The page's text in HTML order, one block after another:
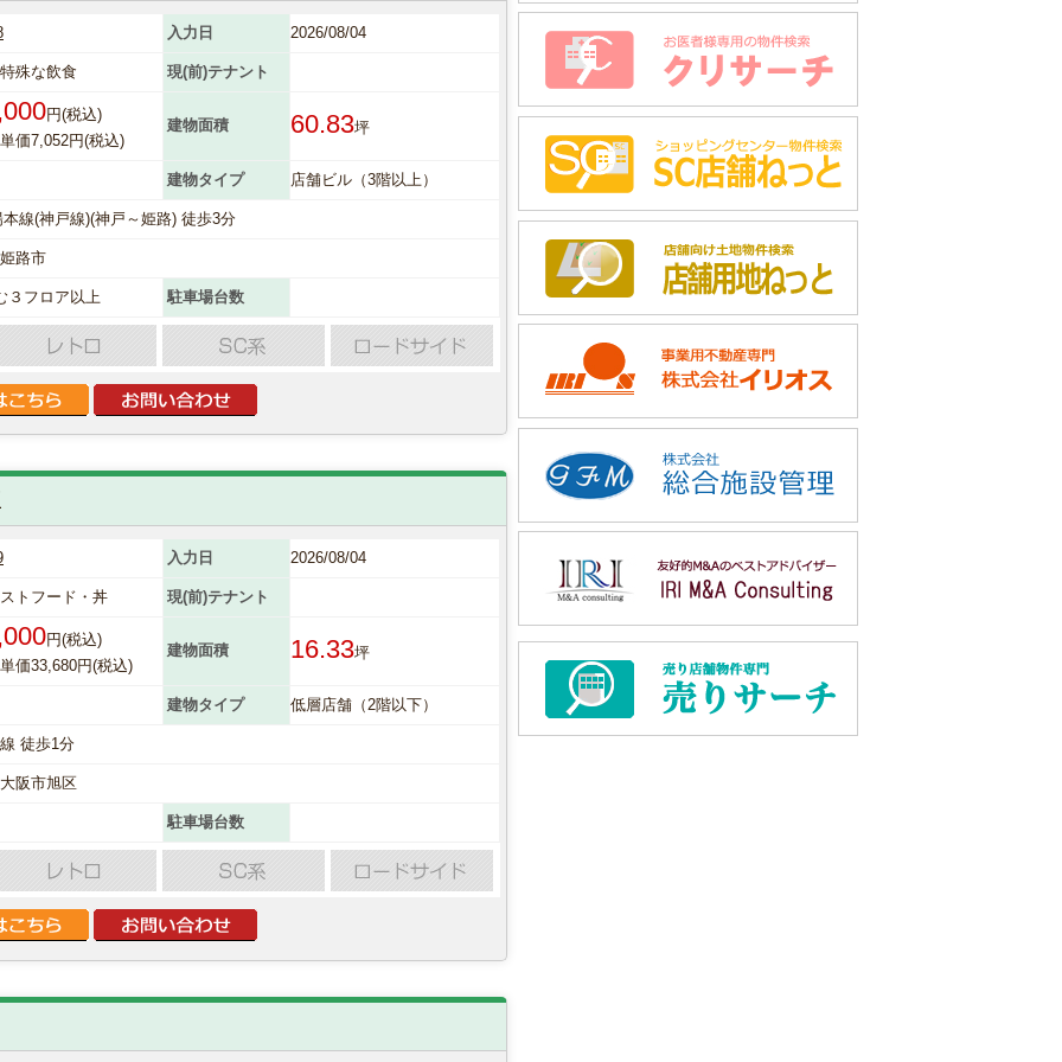
入力日 2026/08/04
殊な飲食 現(前)テナント
円(税込)
価7,052円(税込)
建物面積 60.83坪
建物タイプ 店舗ビル（3階以上）
線(神戸線)(神戸～姫路) 徒歩3分
路市
３フロア以上 駐車場台数
入力日 2026/08/04
トフード・丼 現(前)テナント
円(税込)
価33,680円(税込)
建物面積 16.33坪
建物タイプ 低層店舗（2階以下）
徒歩1分
阪市旭区
駐車場台数